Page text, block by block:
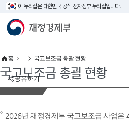
이 누리집은 대한민국 공식 전자정부 누리집입니다.
재정경제부
공유하기
홈 국고보조금 총괄 현황
국고보조금 총괄 현황
2026년 재정경제부 국고보조금 사업은